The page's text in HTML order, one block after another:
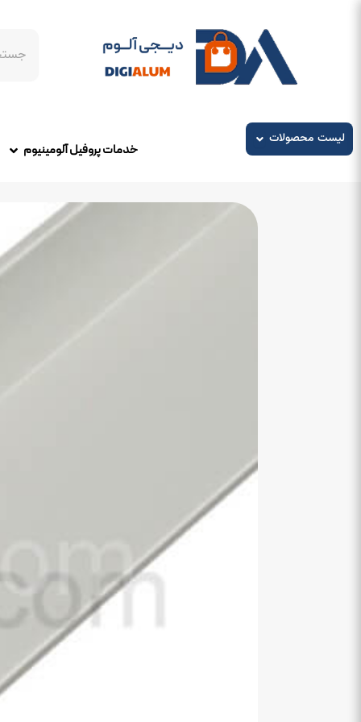
لیست محصولات باز کردن در لیست محصولات
خدمات پروفیل آلومینیوم